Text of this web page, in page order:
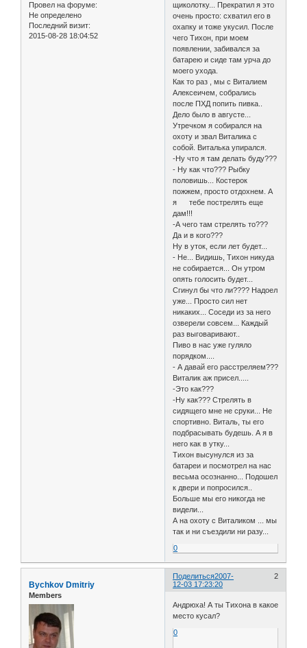
Провел на форуме:
Не определено
Последний визит:
2015-08-28 18:04:52
щиколотку... Прекратил я это
очень просто: схватил его в
охапку и тоже укусил. После
чего Тихон, при моем
появлении, забивался за
батарею и сиде там урча до
моего ухода.
Как то раз , мы с Виталием
Алексеичем, собрались
после ПХД попить пивка..
Дело было в августе...
Утречком я собирался на
охоту и звал Виталика с
собой. Виталька упирался.
-Ну что я там делать буду???
- Ну как что??? Рыбку
половишь... Костерок
пожжем, просто отдохнем. А
я тебе пострелять еще
дам!!!
-А чего там стрелять то???
Да и в кого???
Ну в уток, если лет будет...
- Не... Видишь, Тихон никуда
не собирается... Он утром
опять голосить будет...
Сгинул бы что ли???? Надоел
уже... Просто сил нет
никаких... Соседи из за него
озверели совсем... Каждый
раз выговаривают..
Пиво в нас уже гуляло
порядком....
- А давай его расстреляем???
Виталик аж присел.....
-Это как???
-Ну как??? Стрелять в
сидящего мне не сруки... Не
спортивно. Виталь, ты его
подбрасывать будешь. А я в
него как в утку...
Тихон высунулся из за
батареи и посмотрел на нас
весьма осознанно... Подошел
к двери и попросился..
Больше мы его никогда не
видели...
А на охоту с Виталиком ... мы
так и ни съездили ни разу...
0
Поделиться 2
2007-
12-03 17:23:20
Bychkov Dmitriy
Members
Андрюха! А ты Тихона в какое
место кусал?
0